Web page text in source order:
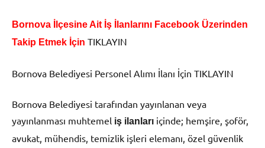
Bornova İlçesine Ait İş İlanlarını Facebook Üzerinden
Takip Etmek İçin TIKLAYIN
Bornova Belediyesi Personel Alımı İlanı İçin TIKLAYIN
Bornova Belediyesi tarafından yayınlanan veya
yayınlanması muhtemel iş ilanları içinde; hemşire, şoför,
avukat, mühendis, temizlik işleri elemanı, özel güvenlik